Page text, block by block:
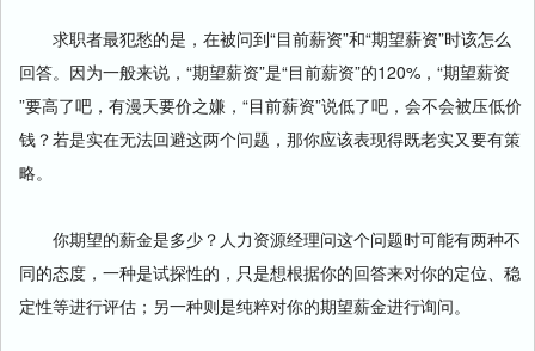
求职者最犯愁的是，在被问到“目前薪资”和“期望薪资”时该怎么
回答。因为一般来说，“期望薪资”是“目前薪资”的120%，“期望薪资
”要高了吧，有漫天要价之嫌，“目前薪资”说低了吧，会不会被压低价
钱？若是实在无法回避这两个问题，那你应该表现得既老实又要有策
略。
你期望的薪金是多少？人力资源经理问这个问题时可能有两种不
同的态度，一种是试探性的，只是想根据你的回答来对你的定位、稳
定性等进行评估；另一种则是纯粹对你的期望薪金进行询问。